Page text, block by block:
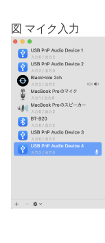
図 マイク入力